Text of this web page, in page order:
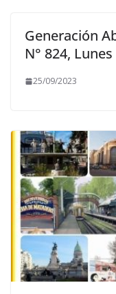
Generación
N° 824,
25/09/2023